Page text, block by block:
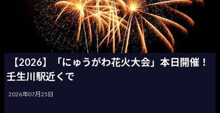
【2026】「にゅうがわ花火大会」本日開催！
壬生川駅近くで
2026年07月25日